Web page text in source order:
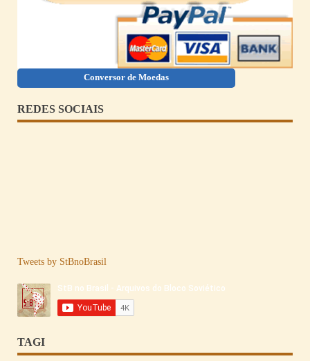
Conversor de Moedas
REDES SOCIAIS
Tweets by StBnoBrasil
TAGI